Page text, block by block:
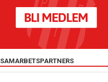
SAMARBETSPARTNERS